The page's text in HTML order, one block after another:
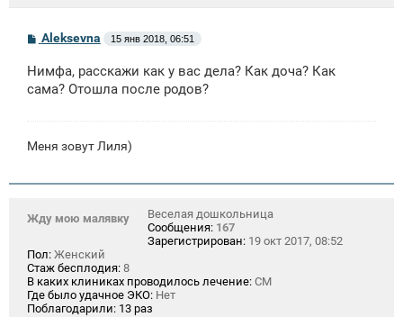
С
б
щ
Aleksevna 15 янв 2018, 06:51
Нимфа, расскажи как у вас дела? Как доча? Как
сама? Отошла после родов?
Меня зовут Лиля)
Жду мою малявку
Веселая дошкольница
Сообщения: 167
Зарегистрирован: 19 окт 2017, 08:52
Пол: Женский
Стаж бесплодия: 8
В каких клиниках проводилось лечение: СМ
Где было удачное ЭКО: Нет
Поблагодарили: 13 раз